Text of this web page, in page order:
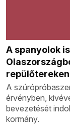
A spanyolok
repülőtereken
A
érvényben,
bevezetését
kormány.